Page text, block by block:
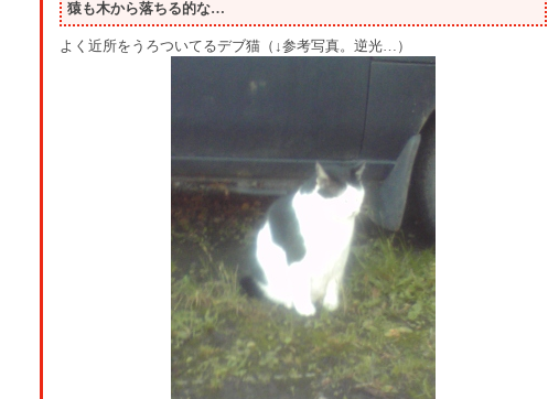
猿も木から落ちる的な…
よく近所をうろついてるデブ猫（↓参考写真。逆光…）